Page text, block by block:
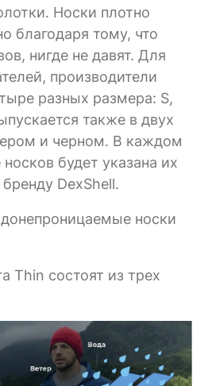
Носки плотно
благодаря тому, что
нигде не давят. Для
производители
разных размера: S,
также в двух
и черном. В каждом
будет указана их
DexShell.
носки
Thin состоят из трех